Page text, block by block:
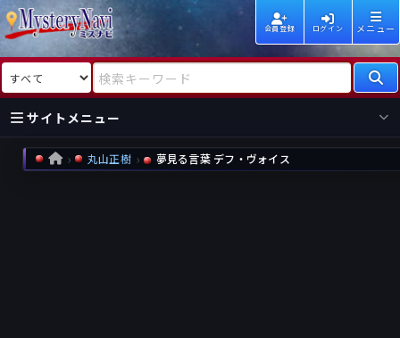
会員登録 ログイン メニュー
検索対象 検索キーワード
サイトメニュー
国内
海外
新着
HOME 丸山正樹 夢見る言葉 デフ・ヴォイス